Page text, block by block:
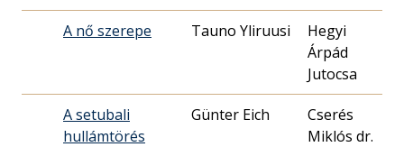
A nő szerepe Tauno Yliruusi
Hegyi
Árpád
Jutocsa
A setubali
hullámtörés
Günter Eich
Cserés
Miklós dr.